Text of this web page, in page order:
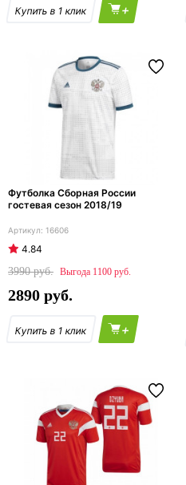
+
Футболка Сборная России
гостевая сезон 2018/19
16606
4.84
3990
1100
2890
+